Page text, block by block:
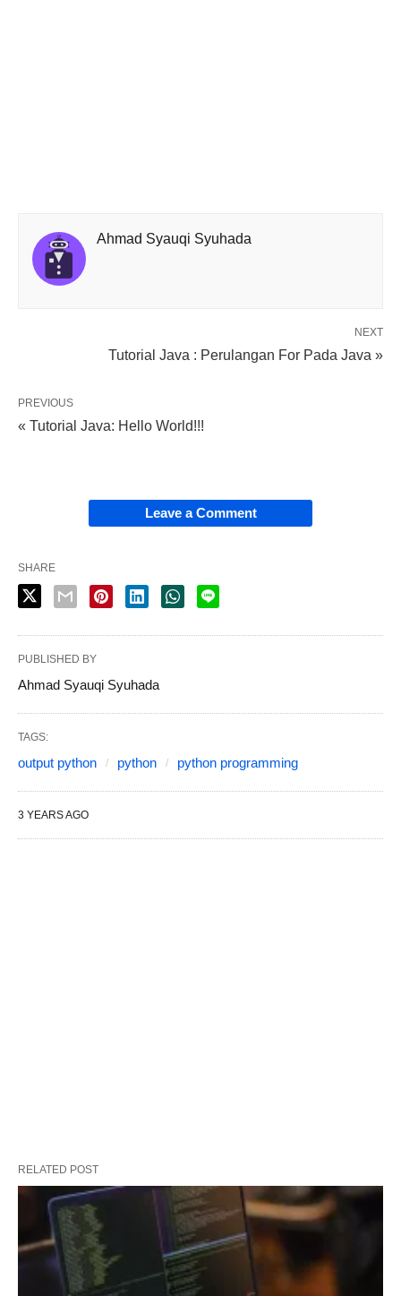
Ahmad Syauqi Syuhada
NEXT
Tutorial Java : Perulangan For Pada Java »
PREVIOUS
« Tutorial Java: Hello World!!!
Leave a Comment
SHARE
PUBLISHED BY
Ahmad Syauqi Syuhada
TAGS:
output python python python programming
3 YEARS AGO
RELATED POST